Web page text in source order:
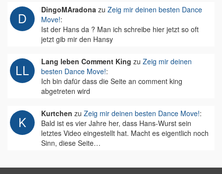
DingoMAradona zu Zeig mir deinen besten Dance
Move!:
Ist der Hans da ? Man ich schreibe hier jetzt so oft
jetzt gib mir den Hansy
Lang leben Comment King zu Zeig mir deinen
besten Dance Move!:
Ich bin dafür dass die Seite an comment king
abgetreten wird
Kurtchen zu Zeig mir deinen besten Dance Move!:
Bald ist es vier Jahre her, dass Hans-Wurst sein
letztes Video eingestellt hat. Macht es eigentlich noch
Sinn, diese Seite…